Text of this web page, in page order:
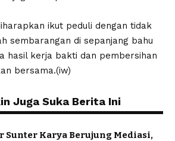
ikut peduli dengan tidak
sembarangan di sepanjang bahu
hasil kerja bakti dan pembersihan
bersama.(iw)
Juga Suka Berita Ini
Sunter Karya Berujung Mediasi,